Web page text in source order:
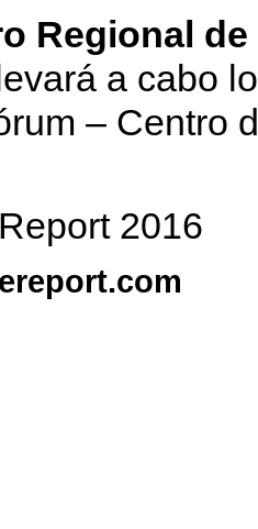
Regional
a cabo
– Centro
2016